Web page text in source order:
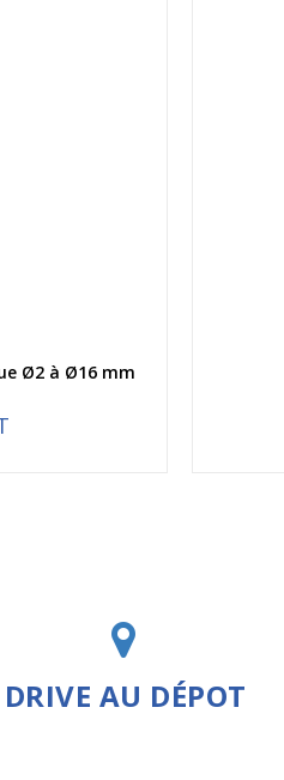
Ø2 à Ø16 mm
DRIVE AU DÉPOT